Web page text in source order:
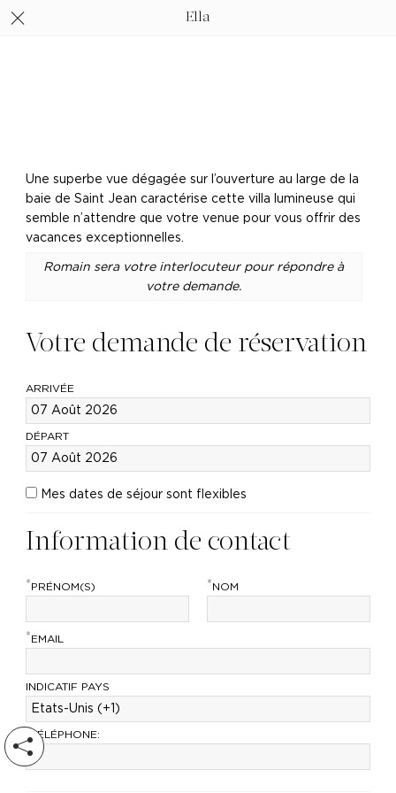
Ella
Une superbe vue dégagée sur l’ouverture au large de la
baie de Saint Jean caractérise cette villa lumineuse qui
semble n’attendre que votre venue pour vous offrir des
vacances exceptionnelles.
Romain sera votre interlocuteur pour répondre à
votre demande.
Votre demande de réservation
ARRIVÉE
DÉPART
Mes dates de séjour sont flexibles
Information de contact
*PRÉNOM(S) *NOM
*EMAIL
INDICATIF PAYS
TÉLÉPHONE: